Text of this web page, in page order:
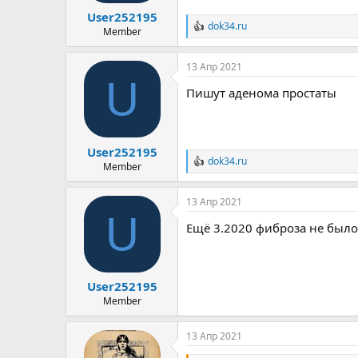
User252195
Member
Р
е
а
к
и
dok34.ru
U
User252195
Member
13 Апр 2021
Пишут аденома простаты
Р
е
а
к
и
dok34.ru
U
User252195
Member
13 Апр 2021
Ещё 3.2020 фиброза не
13 Апр 2021